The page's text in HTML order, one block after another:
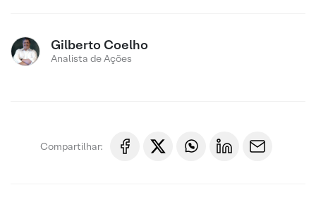
Gilberto Coelho
Analista de Ações
Compartilhar: